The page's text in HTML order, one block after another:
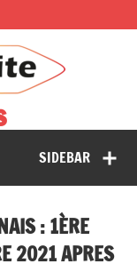
SIDEBAR
: 1ÈRE
2021 APRES